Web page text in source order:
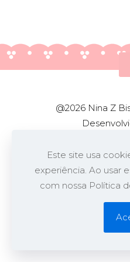
@2026 Nina Z
Este site usa
experiência. Ao usar
com nossa Política